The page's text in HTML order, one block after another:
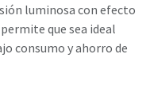
luminosa con efecto
que sea ideal
consumo y ahorro de